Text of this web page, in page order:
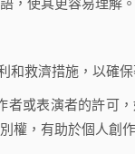
和救濟措施，以確
者或表演者的許可
權，有助於個人創